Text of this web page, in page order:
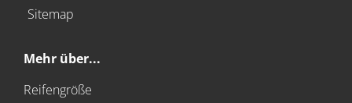
Sitemap
Mehr über...
Reifengröße